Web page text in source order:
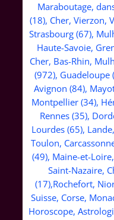
Maraboutage,
(18), Cher, Vierzon,
Strasbourg (67),
Haute-Savoie,
Cher, Bas-Rhin,
(972), Guadeloupe
Avignon (84),
Montpellier (34),
Rennes (35),
Lourdes (65),
Toulon,
(49), Maine-et-
Saint-Nazaire,
(17),Rochefort,
Suisse, Corse,
Horoscope,